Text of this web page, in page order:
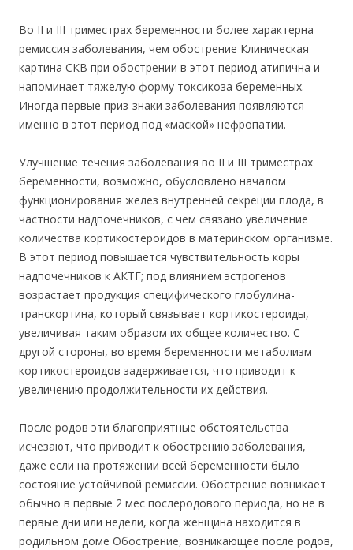
Во II и III триместрах беременности более характерна
ремиссия заболевания, чем обострение Клиническая
картина СКВ при обострении в этот период атипична и
напоминает тяжелую форму токсикоза беременных.
Иногда первые приз-знаки заболевания появляются
именно в этот период под «маской» нефропатии.
Улучшение течения заболевания во II и III триместрах
беременности, возможно, обусловлено началом
функционирования желез внутренней секреции плода, в
частности надпочечников, с чем связано увеличение
количества кортикостероидов в материнском организме.
В этот период повышается чувствительность коры
надпочечников к АКТГ; под влиянием эстрогенов
возрастает продукция специфического глобулина-
транскортина, который связывает кортикостероиды,
увеличивая таким образом их общее количество. С
другой стороны, во время беременности метаболизм
кортикостероидов задерживается, что приводит к
увеличению продолжительности их действия.
После родов эти благоприятные обстоятельства
исчезают, что приводит к обострению заболевания,
даже если на протяжении всей беременности было
состояние устойчивой ремиссии. Обострение возникает
обычно в первые 2 мес послеродового периода, но не в
первые дни или недели, когда женщина находится в
родильном доме Обострение, возникающее после родов,